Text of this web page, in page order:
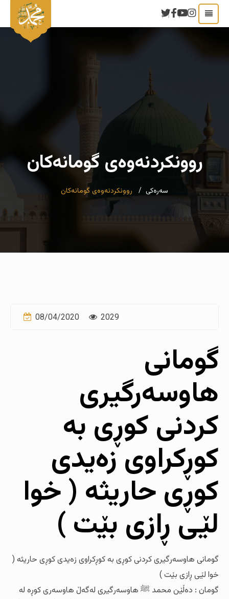
روونکردنەوەی گومانەکان
روونکردنەوەی گومانەکان سەرەکی
08/04/2020 2029
گومانی
هاوسەرگیری
کردنی کوڕی بە
کوڕکراوی زەیدی
کوڕی حاریثە ( خوا
لێی ڕازی بێت )
گومانی هاوسەرگیری کردنی کوڕی بە کوڕکراوی زەیدی کوڕی حاریثە (
خوا لێی ڕازی بێت )
گومان : دەڵێن محمد ﷺ هاوسەرگیری لەگەڵ هاوسەری کوڕە لە